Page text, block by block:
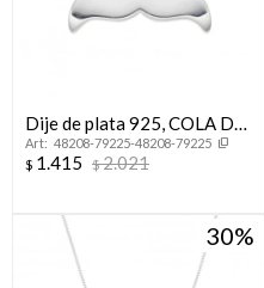
Dije de plata 925, COLA DE
BALLENA.
48208-79225-48208-79225
$ 1.415 $2.021
30